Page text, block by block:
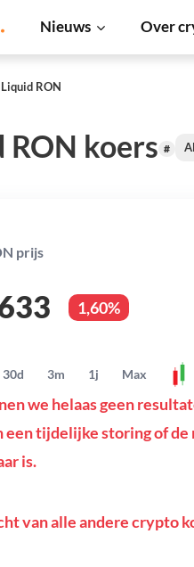
Nieuws Over
Liquid RON
RON koers #
prijs
1,60%
30d 3m 1j Max
we helaas geen
een tijdelijke storing of
is.
van alle andere crypto